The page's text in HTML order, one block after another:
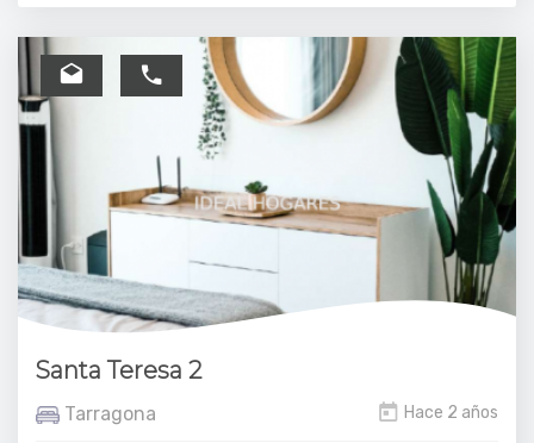
Santa Teresa 2
Tarragona Hace 2 años